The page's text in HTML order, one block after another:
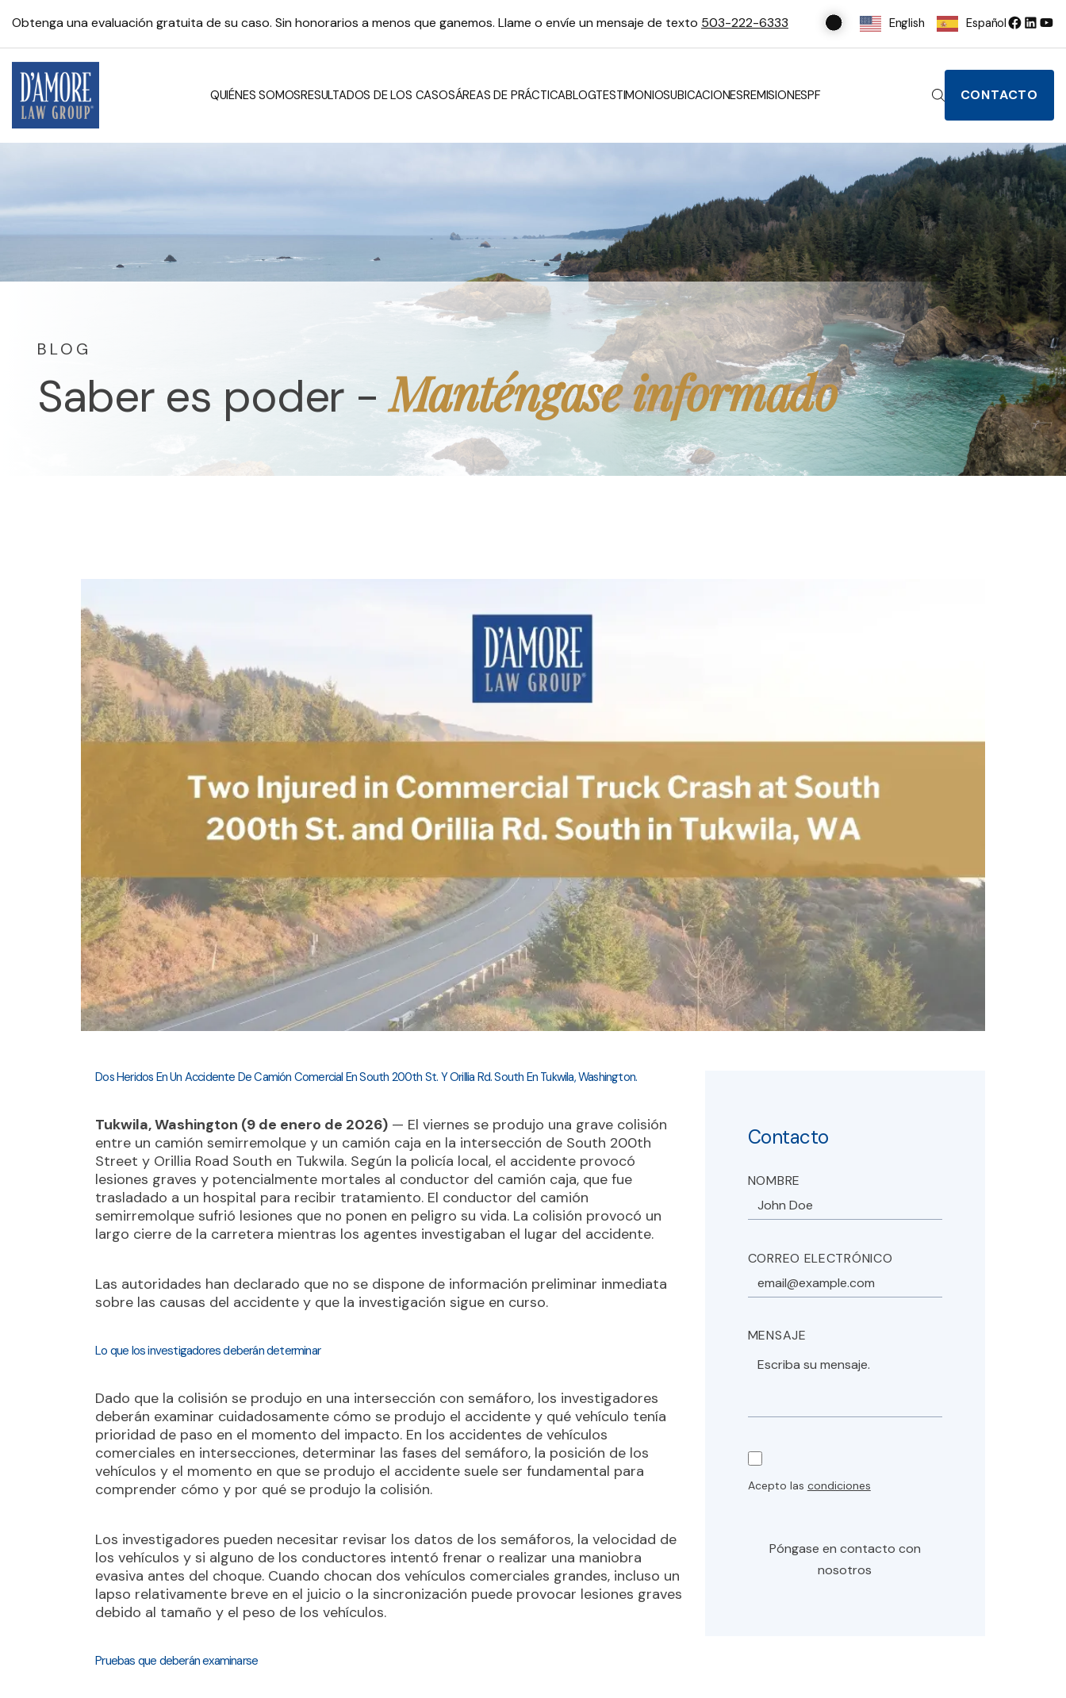
Obtenga una evaluación gratuita de su caso. Sin honorarios a menos que ganemos. Llame o envíe un mensaje de texto 503-222-6333 English Español
QUIÉNES SOMOSRESULTADOS DE LOS CASOSÁREAS DE PRÁCTICABLOGTESTIMONIOSUBICACIONESREMISIONESPF CONTACTO
Saber es poder -Manténgase informado
BLOG
Dos Heridos En Un Accidente De Camión Comercial En South 200th St. Y Orillia Rd. South En Tukwila, Washington.
Tukwila, Washington (9 de enero de 2026) — El viernes se produjo una grave colisión
entre un camión semirremolque y un camión caja en la intersección de South 200th
Street y Orillia Road South en Tukwila. Según la policía local, el accidente provocó
lesiones graves y potencialmente mortales al conductor del camión caja, que fue
trasladado a un hospital para recibir tratamiento. El conductor del camión
semirremolque sufrió lesiones que no ponen en peligro su vida. La colisión provocó un
largo cierre de la carretera mientras los agentes investigaban el lugar del accidente.
Las autoridades han declarado que no se dispone de información preliminar inmediata
sobre las causas del accidente y que la investigación sigue en curso.
Lo que los investigadores deberán determinar
Dado que la colisión se produjo en una intersección con semáforo, los investigadores
deberán examinar cuidadosamente cómo se produjo el accidente y qué vehículo tenía
prioridad de paso en el momento del impacto. En los accidentes de vehículos
comerciales en intersecciones, determinar las fases del semáforo, la posición de los
vehículos y el momento en que se produjo el accidente suele ser fundamental para
comprender cómo y por qué se produjo la colisión.
Los investigadores pueden necesitar revisar los datos de los semáforos, la velocidad de
los vehículos y si alguno de los conductores intentó frenar o realizar una maniobra
evasiva antes del choque. Cuando chocan dos vehículos comerciales grandes, incluso un
lapso relativamente breve en el juicio o la sincronización puede provocar lesiones graves
debido al tamaño y el peso de los vehículos.
Pruebas que deberán examinarse
Contacto
NOMBRE
CORREO ELECTRÓNICO
MENSAJE
Acepto las condiciones
Póngase en contacto con
nosotros